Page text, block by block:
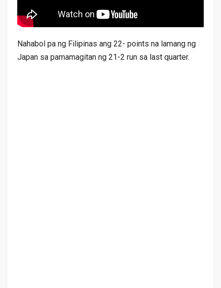
Nahabol pa ng Filipinas ang 22- points na lamang ng
Japan sa pamamagitan ng 21-2 run sa last quarter.